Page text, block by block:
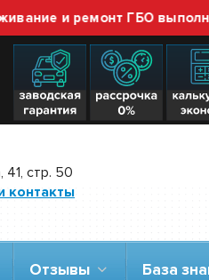
и ремонт ГБО выполняем
41, стр. 50
контакты
Отзывы База